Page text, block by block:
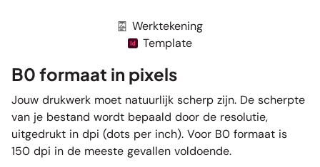
Werktekening
Template
B0 formaat in pixels
Jouw drukwerk moet natuurlijk scherp zijn. De scherpte
van je bestand wordt bepaald door de resolutie,
uitgedrukt in dpi (dots per inch). Voor B0 formaat is
150 dpi in de meeste gevallen voldoende.